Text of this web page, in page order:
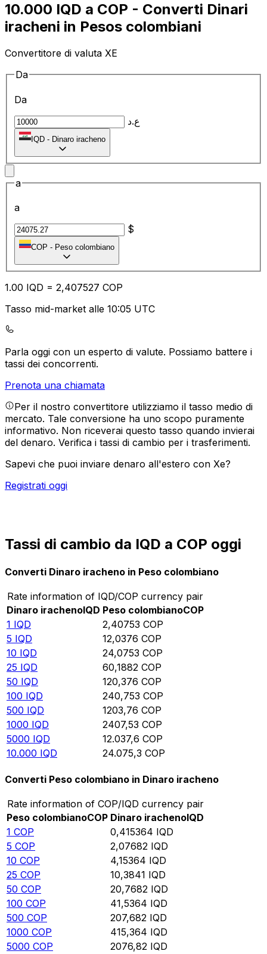
10.000 IQD a COP - Converti Dinari
iracheni in Pesos colombiani
Convertitore di valuta XE
Da
Da
ع.د
IQD - Dinaro iracheno
a
a
$
COP - Peso colombiano
1.00 IQD = 2,407527 COP
Tasso mid-market alle 10:05 UTC
Parla oggi con un esperto di valute. Possiamo battere i
tassi dei concorrenti.
Prenota una chiamata
Per il nostro convertitore utilizziamo il tasso medio di
mercato. Tale conversione ha uno scopo puramente
informativo. Non riceverai questo tasso quando invierai
del denaro. Verifica i tassi di cambio per i trasferimenti.
Sapevi che puoi inviare denaro all'estero con Xe?
Registrati oggi
Tassi di cambio da IQD a COP oggi
Converti Dinaro iracheno in Peso colombiano
Rate information of IQD/COP currency pair
Dinaro irachenoIQD Peso colombianoCOP
1 IQD 2,40753 COP
5 IQD 12,0376 COP
10 IQD 24,0753 COP
25 IQD 60,1882 COP
50 IQD 120,376 COP
100 IQD 240,753 COP
500 IQD 1203,76 COP
1000 IQD 2407,53 COP
5000 IQD 12.037,6 COP
10.000 IQD 24.075,3 COP
Converti Peso colombiano in Dinaro iracheno
Rate information of COP/IQD currency pair
Peso colombianoCOP Dinaro irachenoIQD
1 COP 0,415364 IQD
5 COP 2,07682 IQD
10 COP 4,15364 IQD
25 COP 10,3841 IQD
50 COP 20,7682 IQD
100 COP 41,5364 IQD
500 COP 207,682 IQD
1000 COP 415,364 IQD
5000 COP 2076,82 IQD